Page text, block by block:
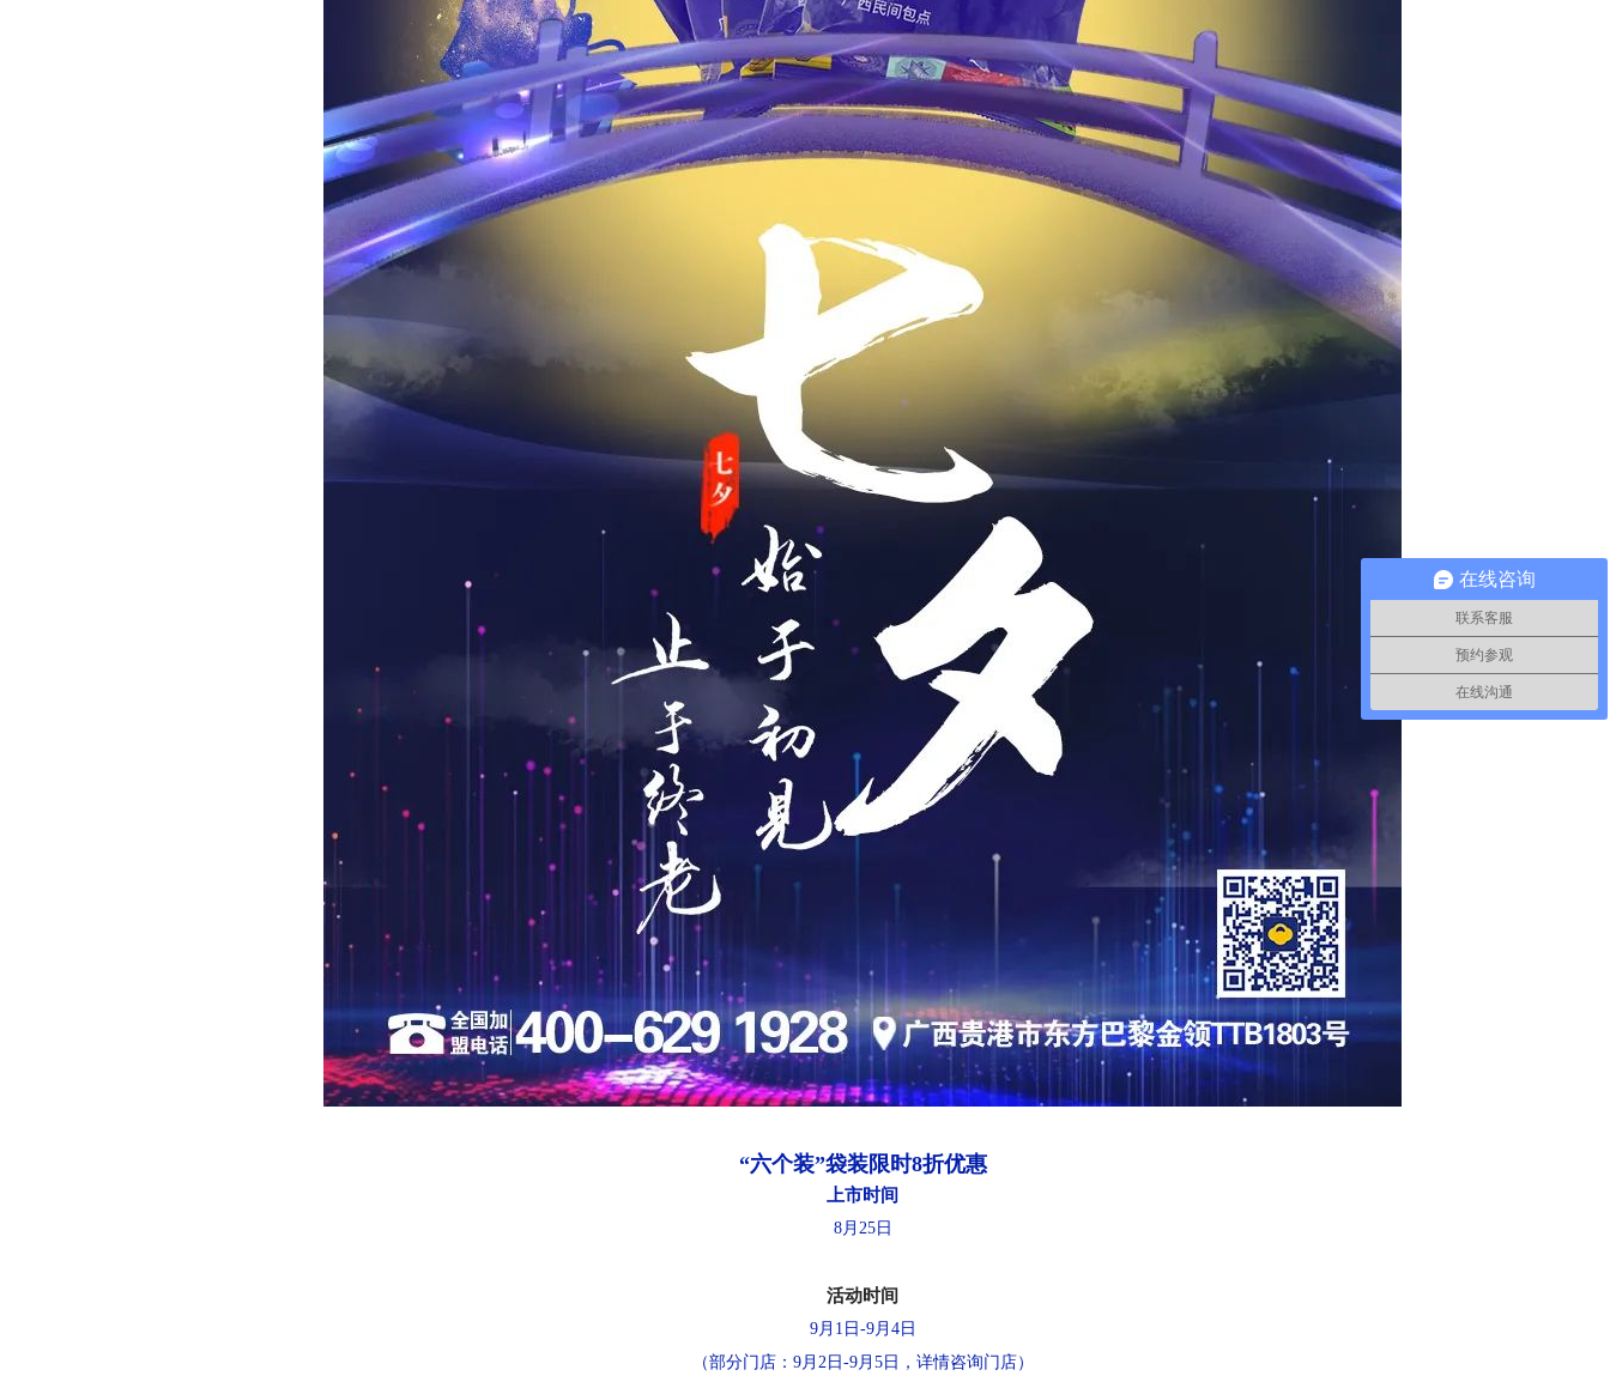
“六个装”袋装限时8折优惠
上市时间
8月25日
活动时间
9月1日-9月4日
（部分门店：9月2日-9月5日，详情咨询门店）
在线咨询
联系客服
预约参观
在线沟通